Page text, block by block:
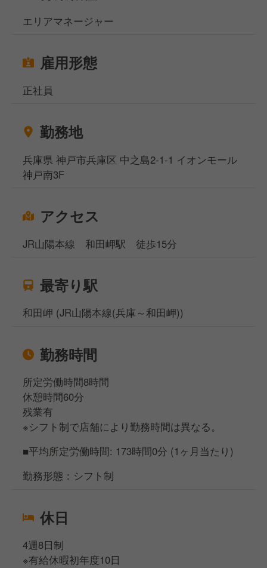
エリアマネージャー
雇用形態
正社員
勤務地
兵庫県 神戸市兵庫区 中之島2-1-1 イオンモール
神戸南3F
アクセス
JR山陽本線 和田岬駅 徒歩15分
最寄り駅
和田岬 (JR山陽本線(兵庫～和田岬))
勤務時間
所定労働時間8時間
休憩時間60分
残業有
※シフト制で店舗により勤務時間は異なる。
■平均所定労働時間: 173時間0分 (1ヶ月当たり)
勤務形態：シフト制
休日
4週8日制
※有給休暇初年度10日